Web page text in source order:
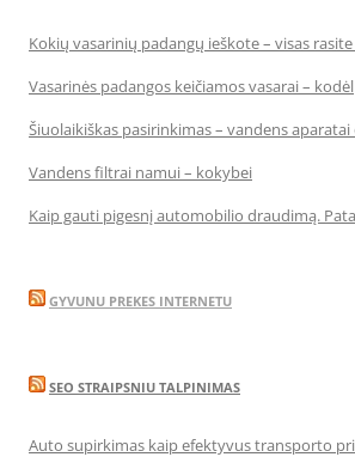
Kokių vasarinių padangų ieškote – visas
Vasarinės padangos keičiamos vasarai – kodėl
Šiuolaikiškas pasirinkimas – vandens
Vandens filtrai namui – kokybei
Kaip gauti pigesnį automobilio draudimą.
GYVUNU PREKES INTERNETU
SEO STRAIPSNIU TALPINIMAS
Auto supirkimas kaip efektyvus transporto